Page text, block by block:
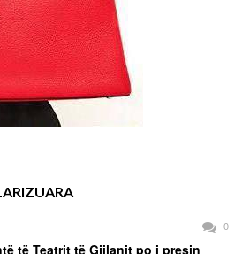
0
të Teatrit të Gjilanit po i presin